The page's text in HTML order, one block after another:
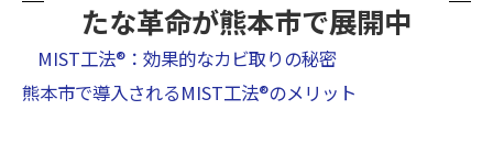
たな革命が熊本市で展開中
MIST工法®：効果的なカビ取りの秘密
熊本市で導入されるMIST工法®のメリット